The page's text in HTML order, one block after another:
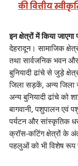
की वित्तीय
इन क्षेत्रों में किया जाएगा
देहरादून। सामाजिक
तथा सार्वजनिक भवन
बुनियादी ढांचे से जुड़े
जिला सड़कें, अन्य जिला
अन्य बुनियादी ढांचे को
बागवानी, पशुपालन एवं
पर्यटन और सांस्कृतिक
क्रॉस-कटिंग क्षेत्रों के
पहलुओं को भी विशेष रूप